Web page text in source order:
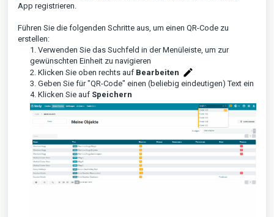
App registrieren.
Führen Sie die folgenden Schritte aus, um einen QR-Code zu
erstellen:
1. Verwenden Sie das Suchfeld in der Menüleiste, um zur
gewünschten Einheit zu navigieren
2. Klicken Sie oben rechts auf Bearbeiten
3. Geben Sie für "QR-Code" einen (beliebig eindeutigen) Text ein
4. Klicken Sie auf Speichern